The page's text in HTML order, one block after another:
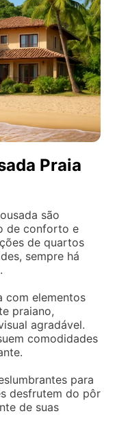
Praia
são
de conforto e
de quartos
sempre há
com elementos
praiano,
agradável.
comodidades
para
desfrutem do pôr
de suas